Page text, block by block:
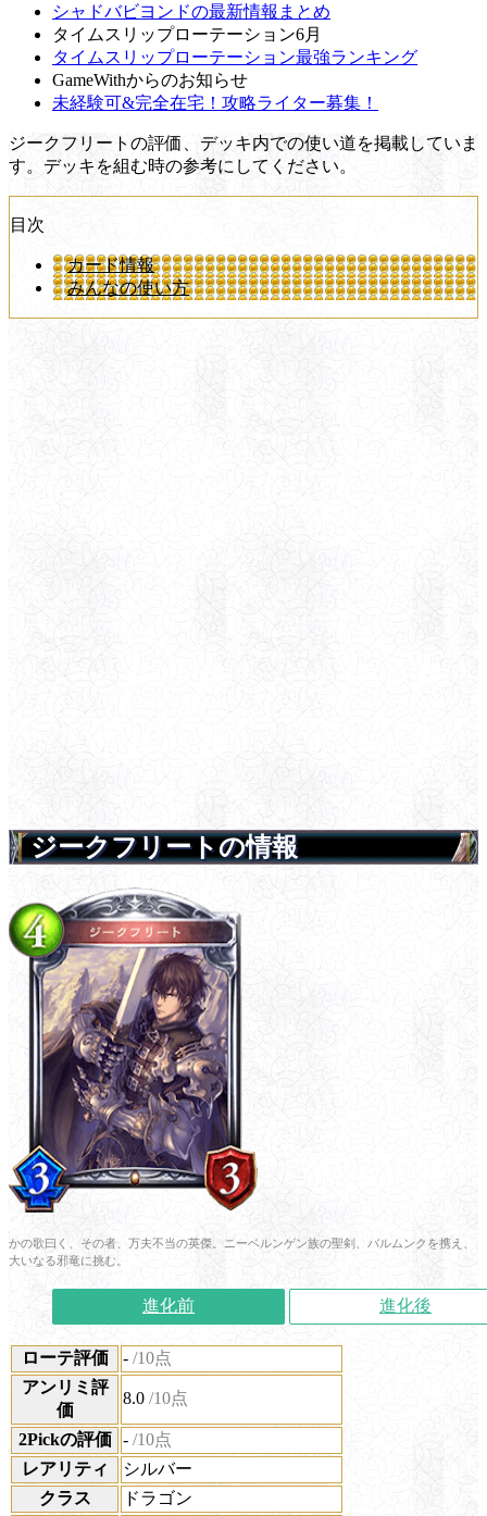
シャドバビヨンドの最新情報まとめ
タイムスリップローテーション6月
タイムスリップローテーション最強ランキング
GameWithからのお知らせ
未経験可&完全在宅！攻略ライター募集！
ジークフリートの評価、デッキ内での使い道を掲載していま
す。デッキを組む時の参考にしてください。
目次
カード情報
みんなの使い方
ジークフリートの情報
かの歌曰く、その者、万夫不当の英傑。ニーベルンゲン族の聖剣、バルムンクを携え、
大いなる邪竜に挑む。
進化前 進化後
ローテ評価 - /10点
アンリミ評
価
8.0 /10点
2Pickの評価 - /10点
レアリティ
シルバー
クラス
ドラゴン